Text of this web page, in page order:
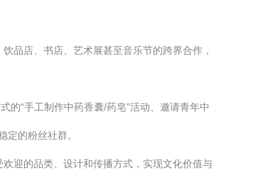
品店、书店、艺术展甚至音乐节的跨界合作，
的“手工制作中药香囊/药皂”活动、邀请青年中
的粉丝社群。
迎的品类、设计和传播方式，实现文化价值与